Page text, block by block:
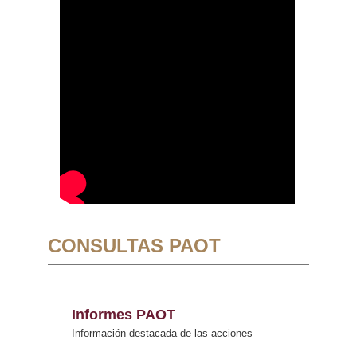
CONSULTAS PAOT
Informes PAOT
Información destacada de las acciones